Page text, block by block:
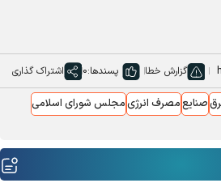
گزارش خطا پسندها:0 اشتراک گذاری
صنایعمصرف انرژیمجلس شورای اسلامی